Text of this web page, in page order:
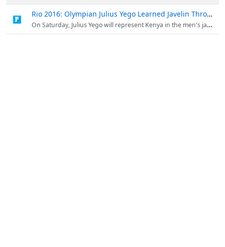
Rio 2016: Olympian Julius Yego Learned Javelin Throw on YouTube : People.com
On Saturday, Julius Yego will represent Kenya in the men's javelin throw at the Rio Olympics